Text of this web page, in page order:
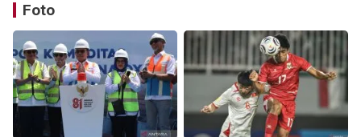
Foto